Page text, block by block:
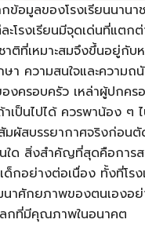
กข้อมูลของโรงเรียนนานา
ะโรงเรียนมีจุดเด่นที่แตก
าติที่เหมาะสมจึงขึ้นอยู่กั
ษา ความสนใจและความ
งครอบครัว เหล่าผู้ปกค
เป็นไปได้ ควรพาน้อง ๆ
มผัสบรรยากาศจริงก่อนตั
นใด สิ่งสำคัญที่สุดคือการ
ด็กอย่างต่อเนื่อง ทั้งที่โรง
าศักยภาพของตนเองอย่
ลกที่มีคุณภาพในอนาคต